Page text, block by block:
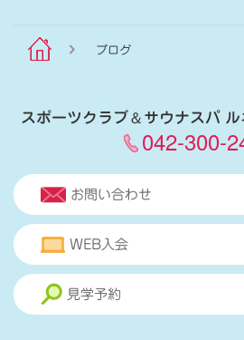
ブログ
スポーツクラブ＆サウナスパ
042-300-
お問い合わせ
WEB入会
見学予約